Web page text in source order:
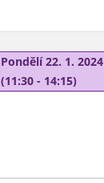
Pondělí 22. 1. 2024
(11:30 - 14:15)